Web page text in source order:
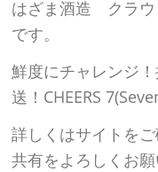
はざま酒造 クラ
です。
鮮度にチャレンジ
送！CHEERS
詳しくはサイトを
共有をよろしくお願